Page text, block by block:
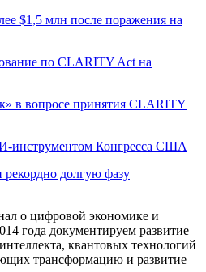
$1,5 млн после поражения на
по CLARITY Act на
в вопросе принятия CLARITY
инструментом Конгресса США
рекордно долгую фазу
о цифровой экономике и
года документируем развитие
квантовых технологий
трансформацию и развитие